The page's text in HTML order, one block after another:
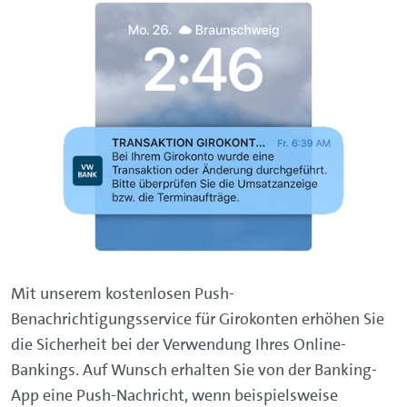
Mit unserem kostenlosen Push-
Benachrichtigungsservice für Girokonten erhöhen Sie
die Sicherheit bei der Verwendung Ihres Online-
Bankings. Auf Wunsch erhalten Sie von der Banking-
Appeine Push-Nachricht, wenn beispielsweise